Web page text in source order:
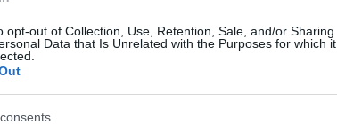
opt-out of Collection, Use, Retention, Sale, and/or Sharing
Data that Is Unrelated with the Purposes for which it
e “stabilizzazione dei precari”. Il
da qualsiasi realtà economica. E
è neanche arrivata in Parlamento,
tant’è:l’importante è scioperare. Che